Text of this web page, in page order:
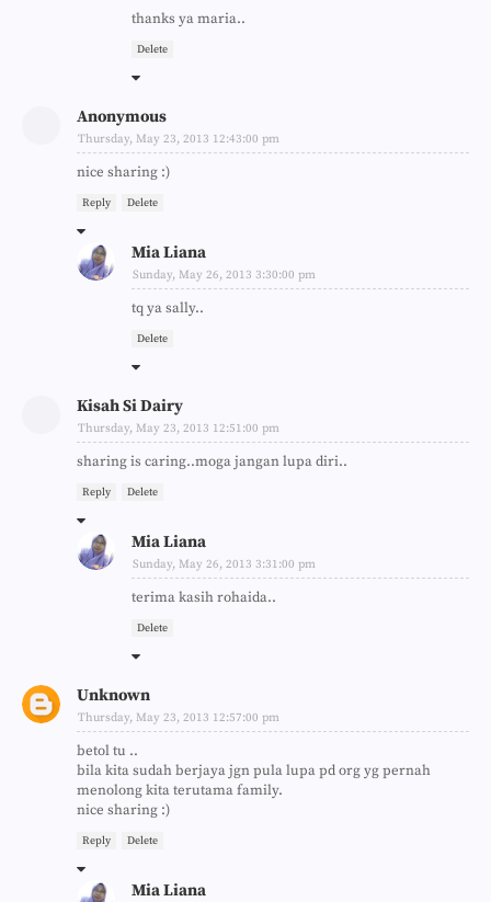
thanks ya maria..
Delete
Anonymous
Thursday, May 23, 2013 12:43:00 pm
nice sharing :)
Reply Delete
Mia Liana
Sunday, May 26, 2013 3:30:00 pm
tq ya sally..
Delete
Kisah Si Dairy
Thursday, May 23, 2013 12:51:00 pm
sharing is caring..moga jangan lupa diri..
Reply Delete
Mia Liana
Sunday, May 26, 2013 3:31:00 pm
terima kasih rohaida..
Delete
Unknown
Thursday, May 23, 2013 12:57:00 pm
betol tu ..
bila kita sudah berjaya jgn pula lupa pd org yg pernah
menolong kita terutama family.
nice sharing :)
Reply Delete
Mia Liana